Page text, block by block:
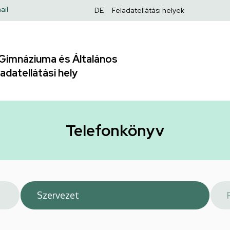
Felső
DE Feladatellátási helyek
és Általános
hely
Telefonkönyv